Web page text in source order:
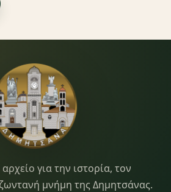
για την ιστορία, τον
μνήμη της Δημητσάνας.